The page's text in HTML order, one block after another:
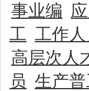
事业编
工 工作人
高层次人
员 生产